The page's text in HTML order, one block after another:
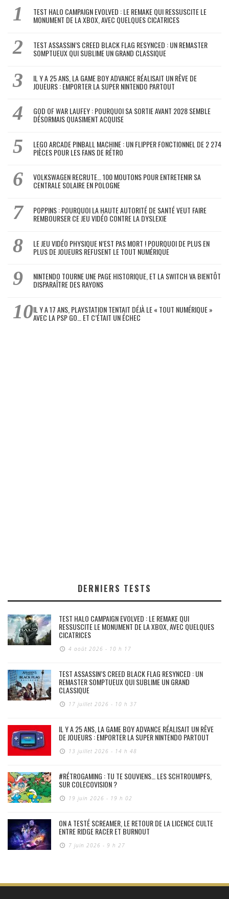
TEST HALO CAMPAIGN EVOLVED : LE REMAKE QUI RESSUSCITE LE
MONUMENT DE LA XBOX, AVEC QUELQUES CICATRICES
TEST ASSASSIN’S CREED BLACK FLAG RESYNCED : UN REMASTER
SOMPTUEUX QUI SUBLIME UN GRAND CLASSIQUE
IL Y A 25 ANS, LA GAME BOY ADVANCE RÉALISAIT UN RÊVE DE
JOUEURS : EMPORTER LA SUPER NINTENDO PARTOUT
GOD OF WAR LAUFEY : POURQUOI SA SORTIE AVANT 2028 SEMBLE
DÉSORMAIS QUASIMENT ACQUISE
LEGO ARCADE PINBALL MACHINE : UN FLIPPER FONCTIONNEL DE 2 274
PIÈCES POUR LES FANS DE RÉTRO
VOLKSWAGEN RECRUTE… 100 MOUTONS POUR ENTRETENIR SA
CENTRALE SOLAIRE EN POLOGNE
POPPINS : POURQUOI LA HAUTE AUTORITÉ DE SANTÉ VEUT FAIRE
REMBOURSER CE JEU VIDÉO CONTRE LA DYSLEXIE
LE JEU VIDÉO PHYSIQUE N’EST PAS MORT ! POURQUOI DE PLUS EN
PLUS DE JOUEURS REFUSENT LE TOUT NUMÉRIQUE
NINTENDO TOURNE UNE PAGE HISTORIQUE, ET LA SWITCH VA BIENTÔT
DISPARAÎTRE DES RAYONS
IL Y A 17 ANS, PLAYSTATION TENTAIT DÉJÀ LE « TOUT NUMÉRIQUE »
AVEC LA PSP GO… ET C’ÉTAIT UN ÉCHEC
DERNIERS TESTS
TEST HALO CAMPAIGN EVOLVED : LE REMAKE QUI
RESSUSCITE LE MONUMENT DE LA XBOX, AVEC QUELQUES
CICATRICES
4 août 2026 - 10 h 17
TEST ASSASSIN’S CREED BLACK FLAG RESYNCED : UN
REMASTER SOMPTUEUX QUI SUBLIME UN GRAND
CLASSIQUE
17 juillet 2026 - 10 h 37
IL Y A 25 ANS, LA GAME BOY ADVANCE RÉALISAIT UN RÊVE
DE JOUEURS : EMPORTER LA SUPER NINTENDO PARTOUT
13 juillet 2026 - 14 h 48
#RÉTROGAMING : TU TE SOUVIENS… LES SCHTROUMPFS,
SUR COLECOVISION ?
19 juin 2026 - 19 h 02
ON A TESTÉ SCREAMER, LE RETOUR DE LA LICENCE CULTE
ENTRE RIDGE RACER ET BURNOUT
7 juin 2026 - 9 h 27